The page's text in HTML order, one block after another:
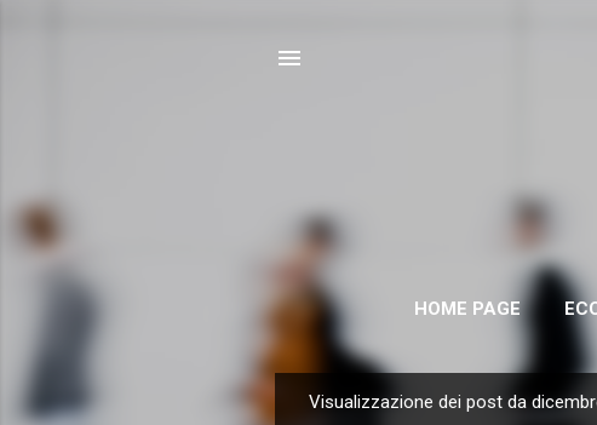
HOME PAGE
Visualizzazione dei post da